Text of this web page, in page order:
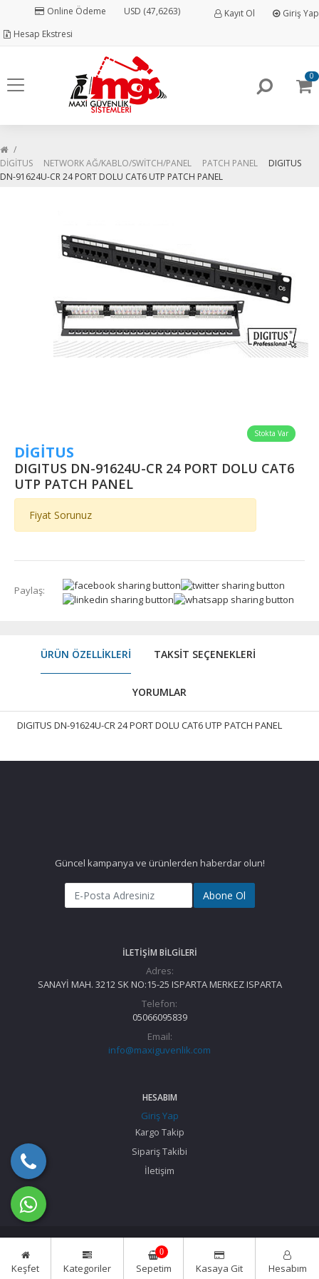
Online Ödeme
USD (47,6263)
Hesap Ekstresi
Kayıt Ol Giriş Yap
0
DİGİTUS NETWORK AĞ/KABLO/SWİTCH/PANEL PATCH PANEL
DIGITUS
DN-91624U-CR 24 PORT DOLU CAT6 UTP PATCH PANEL
Stokta Var
DİGİTUS
DIGITUS DN-91624U-CR 24 PORT DOLU CAT6
UTP PATCH PANEL
Fiyat Sorunuz
Paylaş:
ÜRÜN ÖZELLIKLERI TAKSIT SEÇENEKLERI
YORUMLAR
DIGITUS DN-91624U-CR 24 PORT DOLU CAT6 UTP PATCH PANEL
Keşfet Kategoriler
0
Sepetim Kasaya Git Hesabım
Güncel kampanya ve ürünlerden haberdar olun!
Abone Ol
İLETIŞIM BILGILERI
Adres:
SANAYİ MAH. 3212 SK NO:15-25 ISPARTA MERKEZ ISPARTA
Telefon:
05066095839
Email:
info@maxiguvenlik.com
HESABIM
Giriş Yap
Kargo Takip
Sipariş Takibi
İletişim
© 2024 TensaSoft Akıllı E-Ticaret Sistemleri